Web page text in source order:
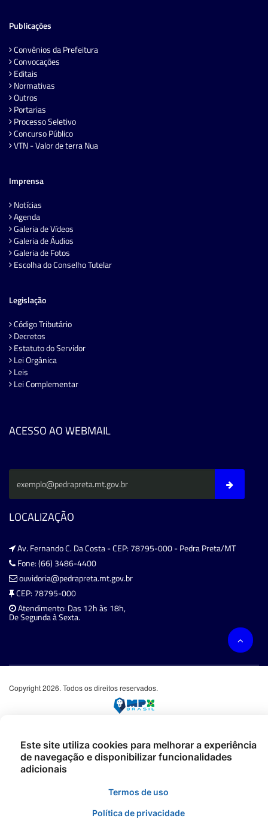
Publicações
Convênios da Prefeitura
Convocações
Editais
Normativas
Outros
Portarias
Processo Seletivo
Concurso Público
VTN - Valor de terra Nua
Imprensa
Notícias
Agenda
Galeria de Vídeos
Galeria de Áudios
Galeria de Fotos
Escolha do Conselho Tutelar
Legislação
Código Tributário
Decretos
Estatuto do Servidor
Lei Orgânica
Leis
Lei Complementar
ACESSO AO WEBMAIL
LOCALIZAÇÃO
Av. Fernando C. Da Costa - CEP: 78795-000 - Pedra Preta/MT
Fone: (66) 3486-4400
ouvidoria@pedrapreta.mt.gov.br
CEP: 78795-000
Atendimento: Das 12h às 18h,
De Segunda à Sexta.
Copyright 2026. Todos os direitos reservados.
Este site utiliza cookies para melhorar a experiência
de navegação e disponibilizar funcionalidades
adicionais
Termos de uso
Política de privacidade